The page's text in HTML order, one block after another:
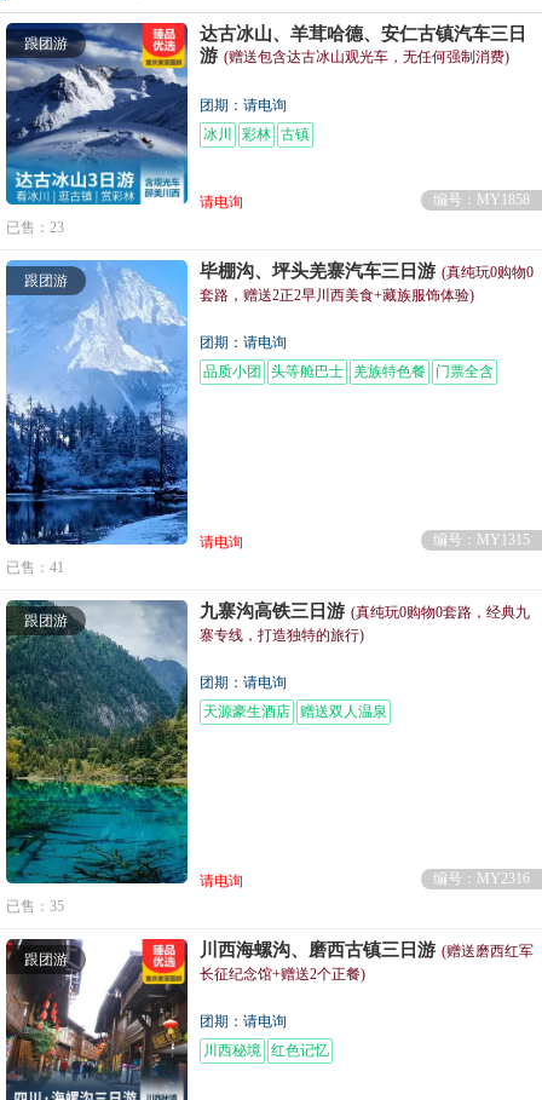
跟团游
达古冰山、羊茸哈德、安仁古镇汽车三日
游 (赠送包含达古冰山观光车，无任何强制消费)
团期：请电询
冰川
彩林 古镇
请电询
编号：MY1858
已售：23
跟团游 毕棚沟、坪头羌寨汽车三日游 (真纯玩0购物0
套路，赠送2正2早川西美食+藏族服饰体验)
团期：请电询
品质小团
头等舱巴士 羌族特色餐 门票全含
请电询
编号：MY1315
已售：41
跟团游 九寨沟高铁三日游 (真纯玩0购物0套路，经典九
寨专线，打造独特的旅行)
团期：请电询
天源豪生酒店 赠送双人温泉
请电询
编号：MY2316
已售：35
跟团游 川西海螺沟、磨西古镇三日游 (赠送磨西红军
长征纪念馆+赠送2个正餐)
团期：请电询
川西秘境 红色记忆